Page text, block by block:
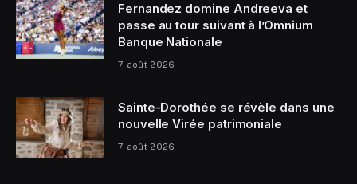
Fernandez domine Andreeva et
passe au tour suivant à l’Omnium
Banque Nationale
7 août 2026
Sainte-Dorothée se révèle dans une
nouvelle Virée patrimoniale
7 août 2026